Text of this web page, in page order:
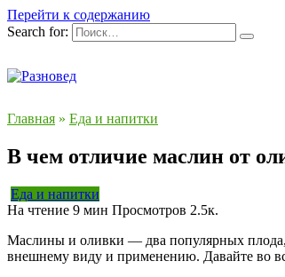
Перейти к содержанию
Search for:
Главная » Еда и напитки
В чем отличие маслин от
Еда и напитки
На чтение 9 мин Просмотров 2.5к.
Маслины и оливки — два популярных плода,
внешнему виду и применению. Давайте во